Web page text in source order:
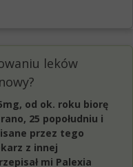
leków
od ok. roku biorę
25 popołudniu i
przez tego
z innej
mi Palexia